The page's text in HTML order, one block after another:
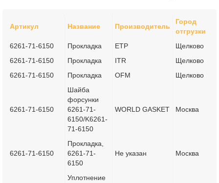
Артикул Название Производитель
Город
отгрузки
6261-71-6150
Прокладка ETP
Щелково
6261-71-6150
Прокладка ITR
Щелково
6261-71-6150
Прокладка OFM Щелково
6261-71-6150
Шайба
форсунки
6261-71-
6150/K6261-
71-6150
WORLD GASKET Москва
6261-71-6150
Прокладка,
6261-71-
6150
Не указан Москва
Уплотнение